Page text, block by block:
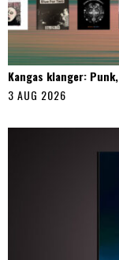
Kangas klanger:
3 AUG 2026